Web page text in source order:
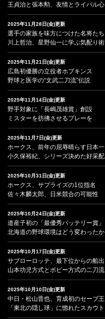
王貞治と張本勲、友情とライバル心
2025年11月28日(金)更新
選手の家族を味方につけた名将たち
川上哲治、星野仙一に学ぶ気配り術
2025年11月21日(金)更新
広島初優勝の立役者ホプキンス
野球と医学の“文武二刀流”伝説
2025年11月14日(金)更新
野手対象に「長嶋茂雄賞」創設
ミスターを彷彿させるプレーを
2025年11月7日(金)更新
ホークス、前年の屈辱晴らす日本一
小久保裕紀、シリーズ決めた好采配
2025年10月31日(金)更新
ホークス、サプライズの1位指名
佐々木麟太郎、日米競合の可能性
2025年10月24日(金)更新
道産子初の「最優秀バッテリー賞」
北海道の野球環境はどう変わったか
2025年10月17日(金)更新
サブローロッテ、最下位からの船出
山本功児方式とボビー方式の二刀流
2025年10月10日(金)更新
中日・松山晋也、育成初のセーブ王
「東北の隠し球」に惚れたスカウト